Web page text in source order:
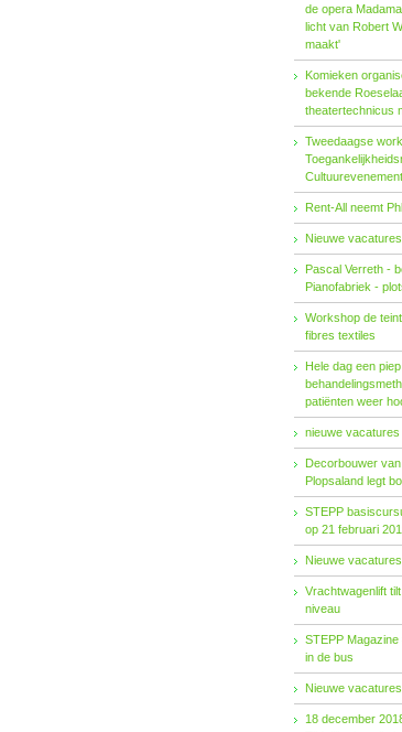
de opera
licht van Robert
maakt'
Komieken
bekende
theatertechnicus
Tweedaagse
Rent-All neemt
Nieuwe
Pascal Verreth -
Pianofabriek -
Workshop de
fibres textiles
Hele dag een
patiënten weer
nieuwe vacatures
Decorbouwer
Plopsaland legt
STEPP
op 21 februari
Nieuwe
Vrachtwagenlift
niveau
STEPP
in de bus
Nieuwe
18 december